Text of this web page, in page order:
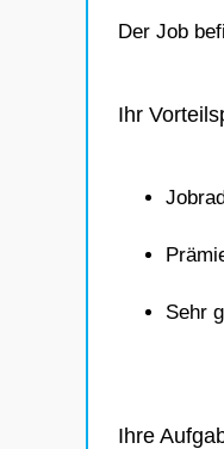
Der Job
Ihr
Sehr
Ihre